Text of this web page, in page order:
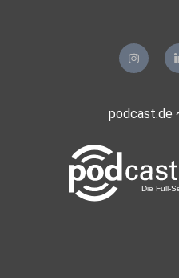
podcast.de